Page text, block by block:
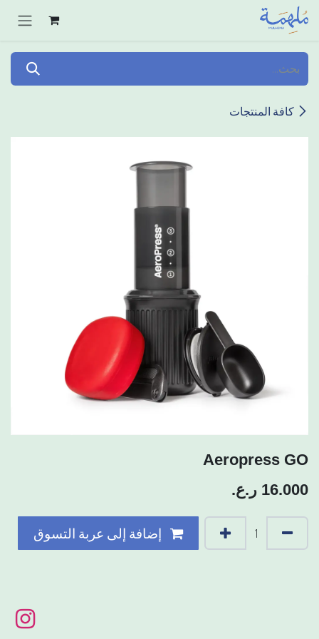
تخطي للذهاب إلى المحتوى
كافة المنتجات
Aeropress GO
16.000 ر.ع.
إضافة إلى عربة التسوق